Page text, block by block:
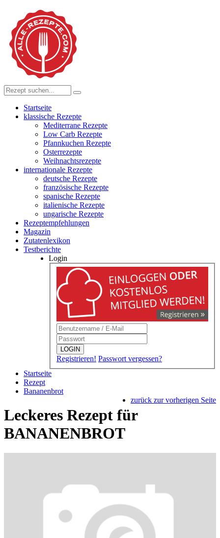
Startseite
klassische Rezepte
Mediterrane Rezepte
Low Carb Rezepte
Pfannkuchen Rezepte
Osterrezepte
Weihnachtsrezepte
internationale Rezepte
deutsche Rezepte
französische Rezepte
spanische Rezepte
italienische Rezepte
ungarische Rezepte
Rezeptempfehlungen
Magazin
Zutatenlexikon
Testberichte
Login
LOGIN
Registrieren! Passwort vergessen?
Startseite
Rezept
Bananenbrot
zurück zur vorherigen Seite
Leckeres Rezept für
BANANENBROT